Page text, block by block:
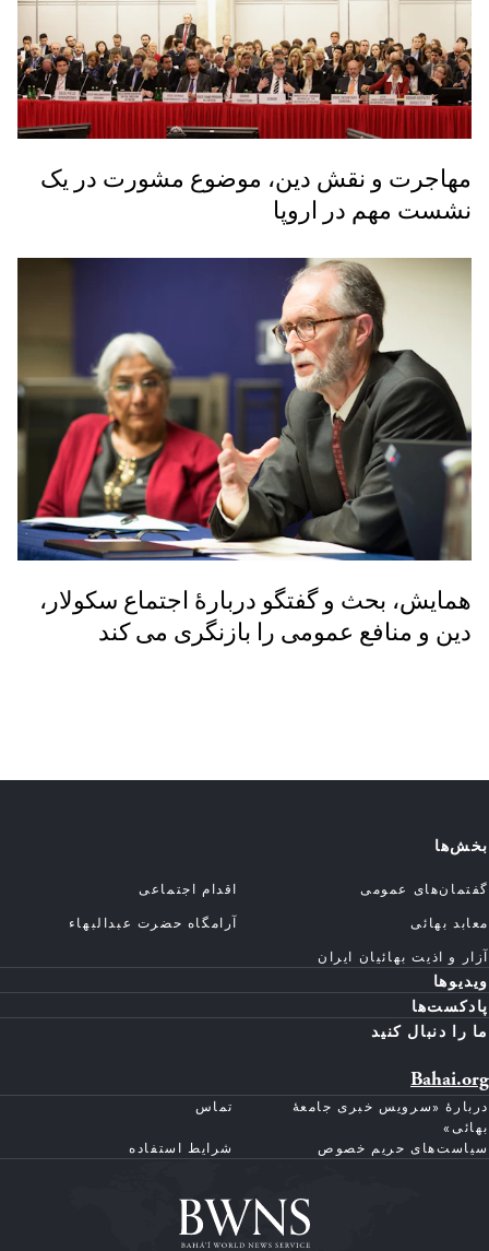
مهاجرت و نقش دین، موضوع مشورت در یک
نشست مهم در اروپا
همایش، بحث و گفتگو دربارۀ اجتماع سکولار،
دین و منافع عمومی را بازنگری می کند
بخش‌ها
گفتمان‌های عمومی
اقدام اجتماعی
معابد بهائی
آرامگاه حضرت عبدالبهاء
آزار و اذیت بهائیان ایران
ویدیوها
پادکست‌ها
ما را دنبال کنید
Bahai.org
دربارهٔ «سرویس خبری جامعهٔ
بهائی»
تماس
سیاست‌های حریم خصوص شرایط استفاده